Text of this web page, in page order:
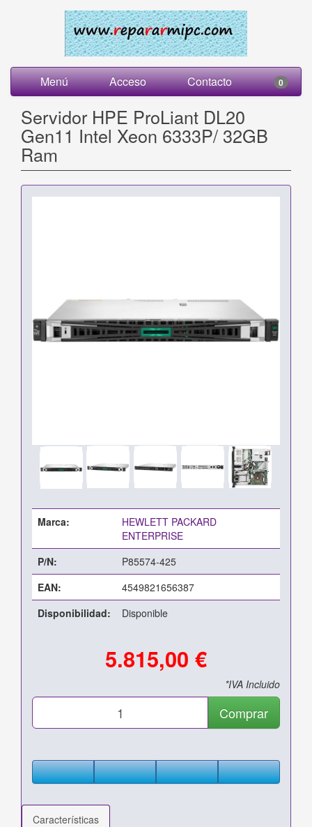
Menú Acceso Contacto 0
Servidor HPE ProLiant DL20
Gen11 Intel Xeon 6333P/ 32GB
Ram
Marca:
HEWLETT PACKARD
ENTERPRISE
P/N:
P85574-425
EAN:
4549821656387
Disponibilidad:
Disponible
5.815,00 €
*IVA Incluido
Comprar
Características